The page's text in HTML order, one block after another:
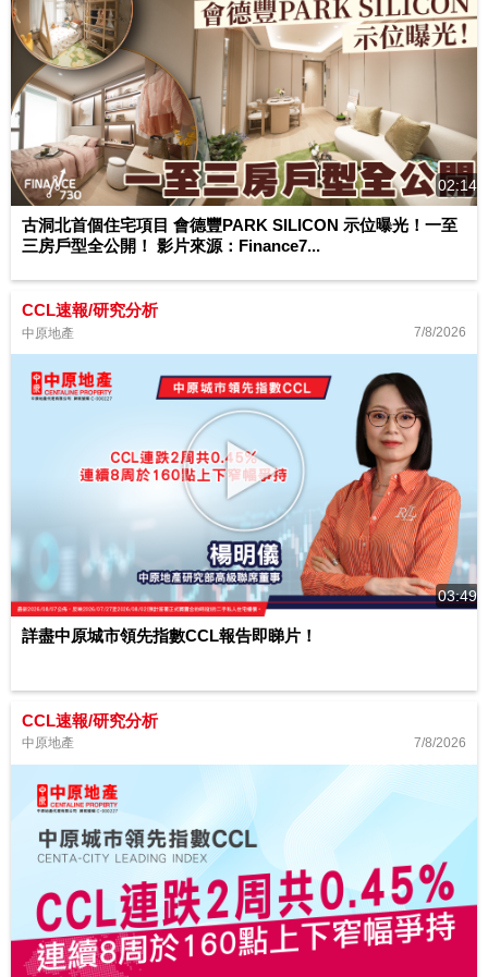
02:14
古洞北首個住宅項目 會德豐PARK SILICON 示位曝光！一至
三房戶型全公開！ 影片來源：Finance7...
CCL速報/研究分析
中原地產 7/8/2026
03:49
詳盡中原城市領先指數CCL報告即睇片！
CCL速報/研究分析
中原地產 7/8/2026